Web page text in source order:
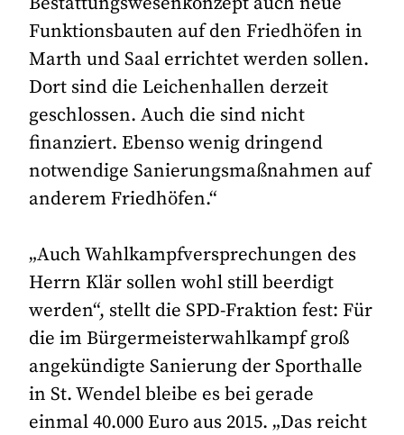
Funktionsbauten auf den Friedhöfen in
Marth und Saal errichtet werden sollen.
Dort sind die Leichenhallen derzeit
geschlossen. Auch die sind nicht
finanziert. Ebenso wenig dringend
notwendige Sanierungsmaßnahmen auf
anderem Friedhöfen.“
„Auch Wahlkampfversprechungen des
Herrn Klär sollen wohl still beerdigt
werden“, stellt die SPD-Fraktion fest: Für
die im Bürgermeisterwahlkampf groß
angekündigte Sanierung der Sporthalle
in St. Wendel bleibe es bei gerade
einmal 40.000 Euro aus 2015. „Das reicht